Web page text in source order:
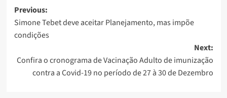
Post
navigation
Previous:
Simone Tebet deve aceitar Planejamento, mas impõe
condições
Next:
Confira o cronograma de Vacinação Adulto de imunização
contra a Covid-19 no período de 27 à 30 de Dezembro